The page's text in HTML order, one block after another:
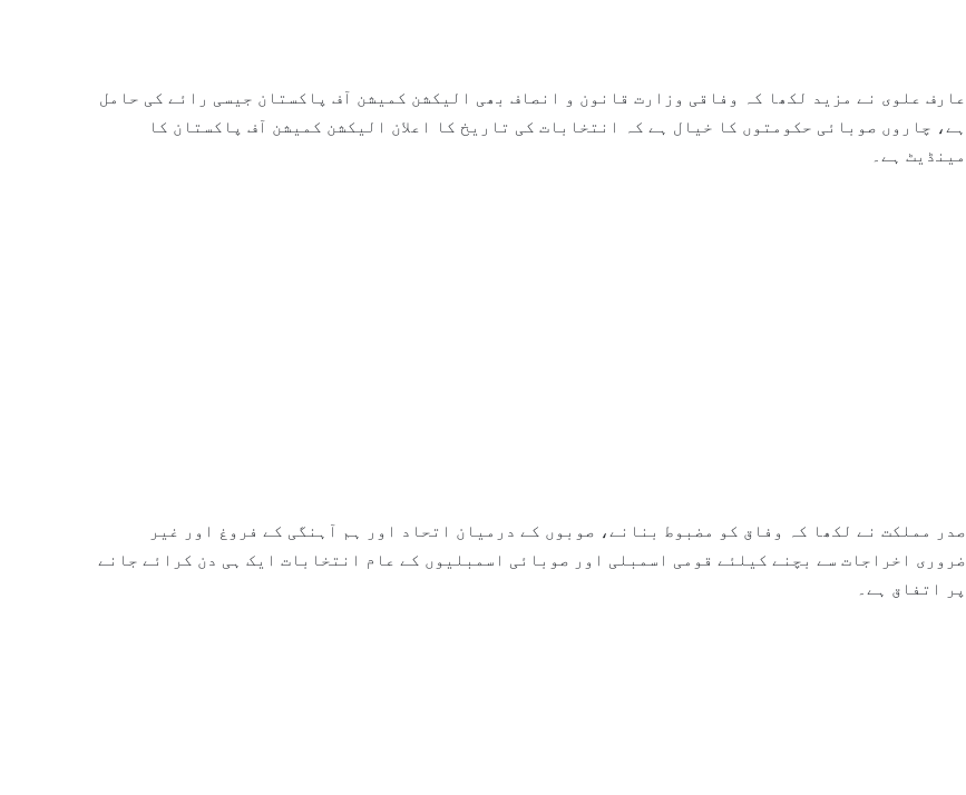
عارف علوی نے مزید لکھا کہ وفاقی وزارت قانون و انصاف بھی الیکشن کمیشن آف پاکستان جیسی رائے کی حامل
ہے، چاروں صوبائی حکومتوں کا خیال ہے کہ انتخابات کی تاریخ کا اعلان الیکشن کمیشن آف پاکستان کا
مینڈیٹ ہے۔
صدر مملکت نے لکھا کہ وفاق کو مضبوط بنانے، صوبوں کے درمیان اتحاد اور ہم آہنگی کے فروغ اور غیر
ضروری اخراجات سے بچنے کیلئے قومی اسمبلی اور صوبائی اسمبلیوں کے عام انتخابات ایک ہی دن کرائے جانے
پر اتفاق ہے۔